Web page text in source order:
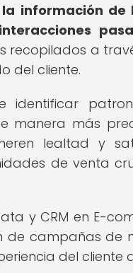
información de
recopilados a
del cliente.
identificar
manera más
lealtad y
de venta
y CRM en E-
de campañas de
del cliente